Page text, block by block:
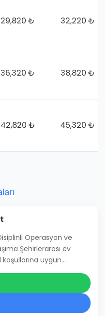
29,820 ₺ 32,220 ₺
36,320 ₺ 38,820 ₺
42,820 ₺ 45,320 ₺
Operasyon ve
Şehirlerarası ev
uygun…